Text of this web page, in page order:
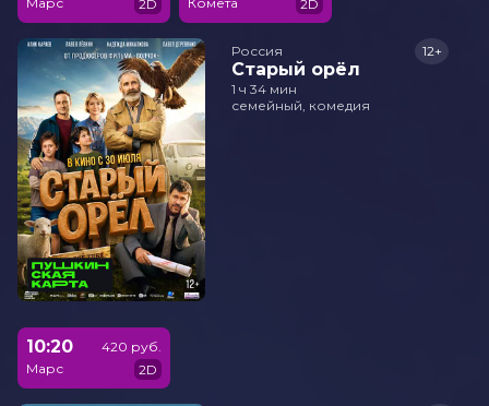
2D
2D
Россия
Старый орёл
12+
1 ч 34 мин
семейный, комедия
10:20
Марс
420 руб.
2D